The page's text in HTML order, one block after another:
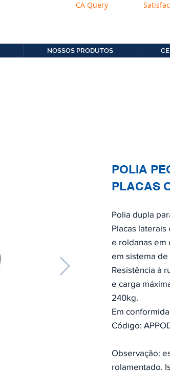
NOSSOS PRODUTOS
CA Query
POLIA
PLACAS
Polia dupla
Placas
e roldanas em
em sistema de
Resistência à
e carga
240kg.
Em
Código:
Observação:
rolamentado.